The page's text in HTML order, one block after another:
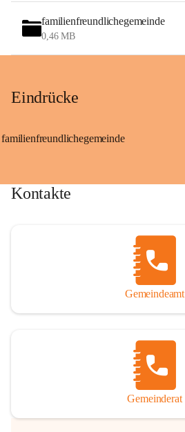
familienfreundlichegemeinde
0,46 MB
Eindrücke
familienfreundlichegemeinde
Kontakte
Gemeindeamt
Gemeinderat